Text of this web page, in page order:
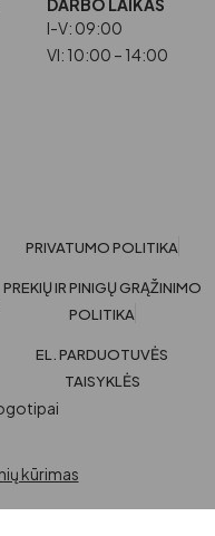
DARBO LAIKAS
I-V: 09:00
VI: 10:00 – 14:00
PRIVATUMO POLITIKA
PREKIŲ IR PINIGŲ GRĄŽINIMO
POLITIKA
EL. PARDUOTUVĖS
TAISYKLĖS
kūrimas